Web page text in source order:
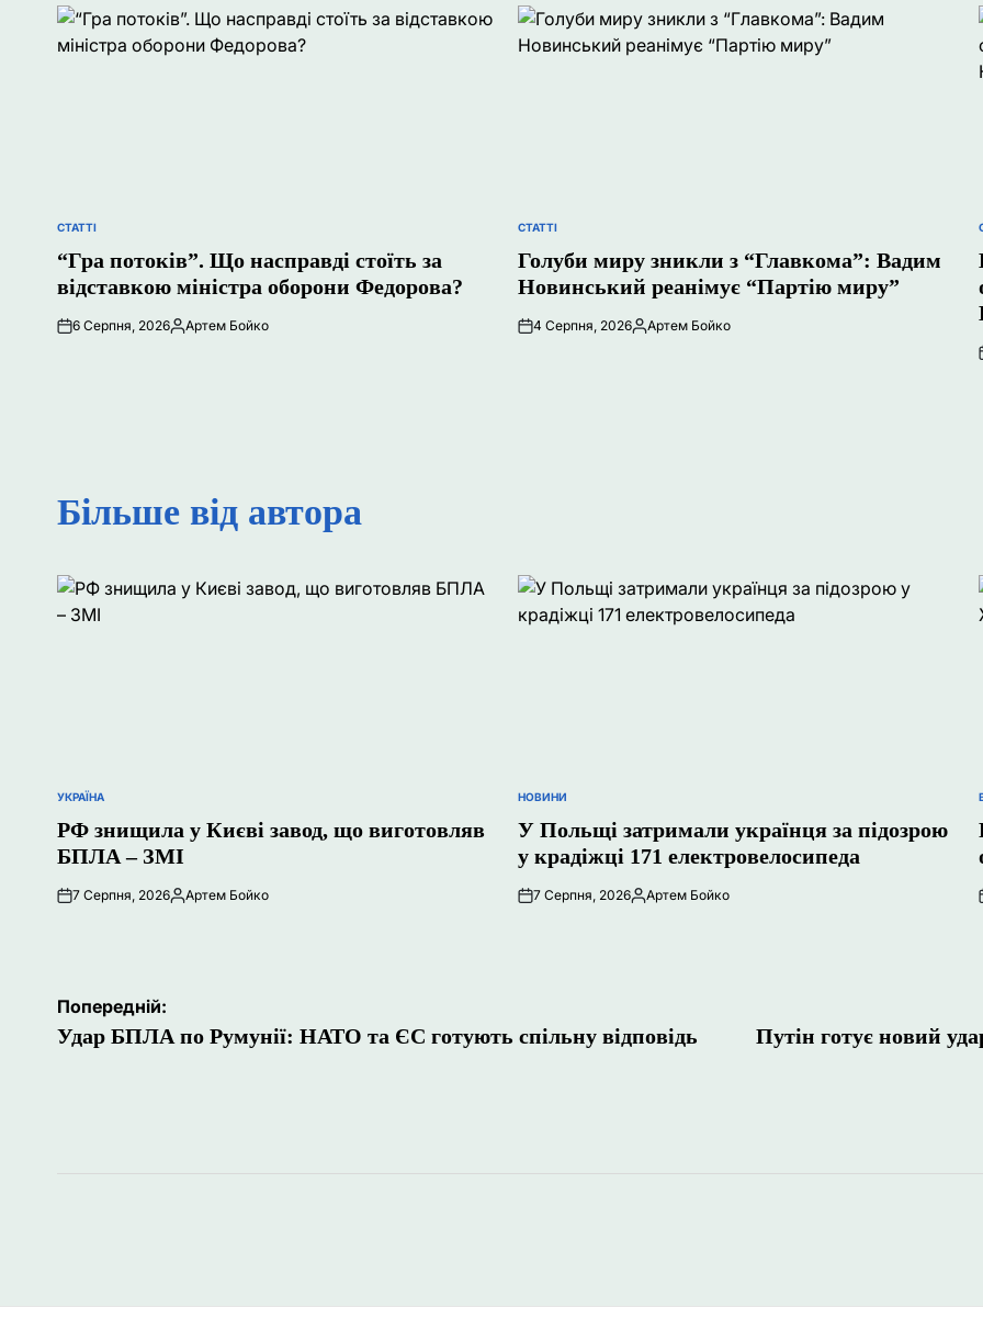
ОПУБЛІКУВАТИ
СТАТТІ
“Гра потоків”. Що насправді стоїть за
відставкою міністра оборони Федорова?
6 Серпня, 2026Опубліковано
Артем Бойко
ОПУБЛІКУВАТИ
СТАТТІ
Голуби миру зникли з “Главкома”: Вадим
Новинський реанімує “Партію миру”
4 Серпня, 2026Опубліковано
Артем Бойко
Більше від автора
ОПУБЛІКУВАТИ
УКРАЇНА
РФ знищила у Києві завод, що виготовляв
БПЛА – ЗМІ
7 Серпня, 2026Опубліковано
Артем Бойко
ОПУБЛІКУВАТИ
НОВИНИ
У Польщі затримали українця за підозрою
у крадіжці 171 електровелосипеда
7 Серпня, 2026Опубліковано
Артем Бойко
Навігація
записів
Попередній:
Удар БПЛА по Румунії: НАТО та ЄС готують спільну відповідь
Путін готує новий